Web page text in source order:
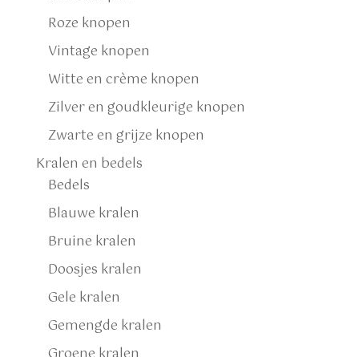
Roze knopen
Vintage knopen
Witte en crème knopen
Zilver en goudkleurige knopen
Zwarte en grijze knopen
Kralen en bedels
Bedels
Blauwe kralen
Bruine kralen
Doosjes kralen
Gele kralen
Gemengde kralen